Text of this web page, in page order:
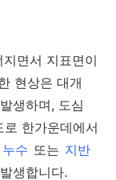
면서 지표면이
현상은 대개
생하며, 도심
한가운데에서
수 또는 지반
생합니다.